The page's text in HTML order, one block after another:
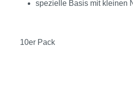
spezielle Basis mit kleinen
10er Pack